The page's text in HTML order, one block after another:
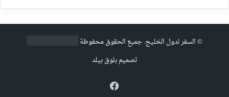
©السفر لدول الخليج. جميع الحقوق محفوظة
تصميمبلوق بيلد
فيسبوك